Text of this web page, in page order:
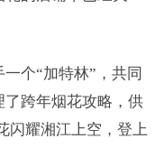
个“加特林”，共同
跨年烟花攻略，供
闪耀湘江上空，登上